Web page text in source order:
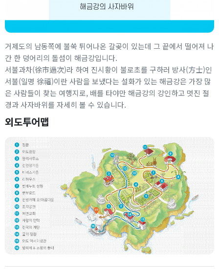
거제도의 남동쪽에 불쑥 튀어나온 갈곶이 있는데 그 끝에서 떨어져 나
간 한 덩어리의 돌섬이 해금강입니다.
서불과차(徐市過次)라 하여 진시황이 불로초를 구하러 방사(方士)인
서불(일명 徐福)이란 사람을 보냈다는 설화가 있는 해금강은 가장 많
은 사람들이 찾는 여행지로, 배를 타야만 해금강의 강인하고 멋진 절
경과 사자바위를 자세히 볼 수 있습니다.
외도투어맵